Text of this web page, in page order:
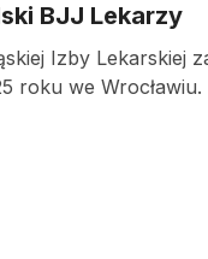
BJJ Lekarzy
Izby Lekarskiej
roku we